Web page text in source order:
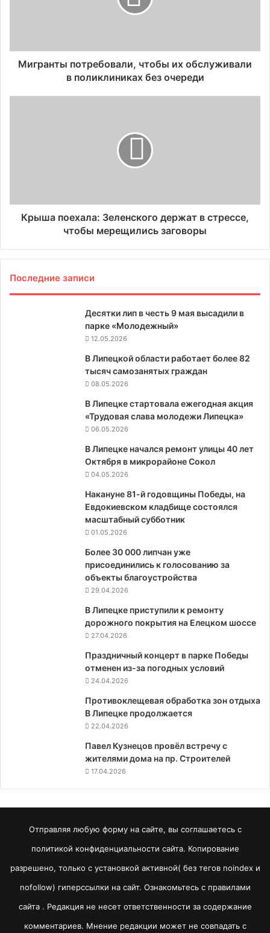
Мигранты потребовали, чтобы их обслуживали
в поликлиниках без очереди
Крыша поехала: Зеленского держат в стрессе,
чтобы мерещились заговоры
Последние записи
Десятки лип в честь 9 мая высадили в
парке «Молодежный»
12.05.2026
В Липецкой области работает более 82
тысяч самозанятых граждан
08.05.2026
В Липецке стартовала ежегодная акция
«Трудовая слава молодежи Липецка»
06.05.2026
В Липецке начался ремонт улицы 40 лет
Октября в микрорайоне Сокол
04.05.2026
Накануне 81-й годовщины Победы, на
Евдокиевском кладбище состоялся
масштабный субботник
01.05.2026
Более 30 000 липчан уже
присоединились к голосованию за
объекты благоустройства
29.04.2026
В Липецке приступили к ремонту
дорожного покрытия на Елецком шоссе
27.04.2026
Праздничный концерт в парке Победы
отменен из-за погодных условий
24.04.2026
Противоклещевая обработка зон отдыха
В Липецке продолжается
22.04.2026
Павел Кузнецов провёл встречу с
жителями дома на пр. Строителей
17.04.2026
Отправляя любую форму на сайте, вы соглашаетесь с
политикой конфиденциальности сайта. Копирование
разрешено, только с установкой активной( без тегов noindex и
nofollow) гиперссылки на сайт. Ознакомьтесь с правилами
сайта . Редакция не несет ответственности за содержание
комментариев. Мнение редакции может не совпадать с